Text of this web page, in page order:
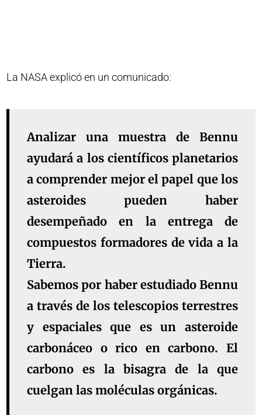
La NASA explicó en un comunicado:
Analizar una muestra de Bennu
ayudará a los científicos planetarios
a comprender mejor el papel que los
asteroides pueden haber
desempeñado en la entrega de
compuestos formadores de vida a la
Tierra.
Sabemos por haber estudiado Bennu
a través de los telescopios terrestres
y espaciales que es un asteroide
carbonáceo o rico en carbono. El
carbono es la bisagra de la que
cuelgan las moléculas orgánicas.